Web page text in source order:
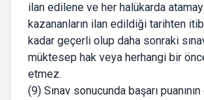
ilan edilene ve her halükarda
kazananların ilan edildiği tarihten
kadar geçerli olup daha sonraki
müktesep hak veya herhangi bir
etmez.
(9) Sınav sonucunda başarı